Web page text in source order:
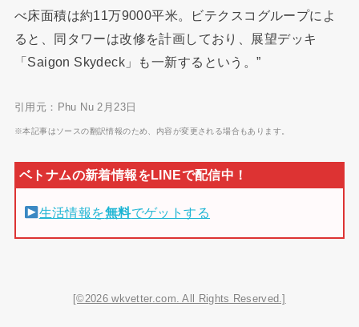
べ床面積は約11万9000平米。ビテクスコグループによ
ると、同タワーは改修を計画しており、展望デッキ
「Saigon Skydeck」も一新するという。”
引用元：Phu Nu 2月23日
※本記事はソースの翻訳情報のため、内容が変更される場合もあります。
生活情報を無料でゲットする
[©2026 wkvetter.com. All Rights Reserved.]